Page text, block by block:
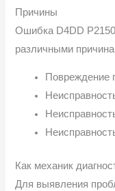
Причины
Ошибка D4DD
различными
Повреждение
Как механик
Для выявления